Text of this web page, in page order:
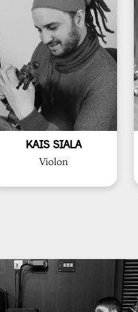
KAIS SIALA
Violon
Formation
• Etudie la musique
classique et la musique
orientale en Tunisie
• Diplômé de l'Institut
Supérieur de Musique de
Sfax en 2015
• A rejoint l'American
School of Modern Music
Expérience